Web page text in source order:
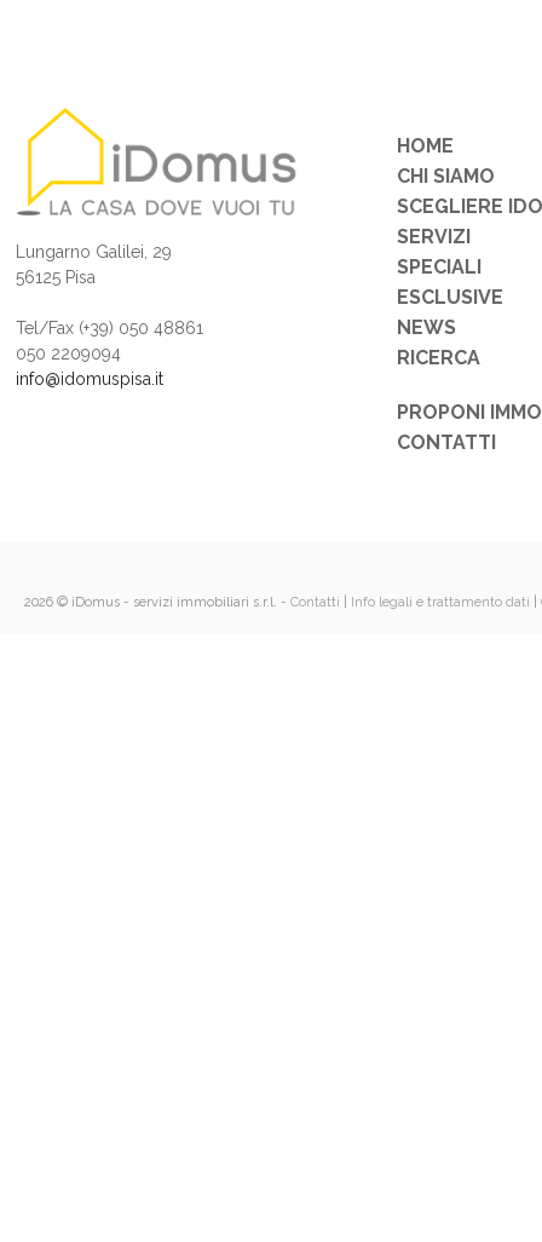
Lungarno Galilei, 29
56125 Pisa
Tel/Fax (+39) 050 48861
050 2209094
info@idomuspisa.it
HOME
CHI SIAMO
SCEGLIERE
SERVIZI
SPECIALI
ESCLUSIVE
NEWS
RICERCA
PROPONI
CONTATTI
2026 © iDomus - servizi immobiliari s.r.l. - Contatti Info legali e trattamento dati